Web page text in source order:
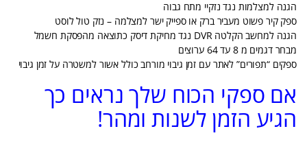
הגנה למצלמות נגד נזקיי מתח גבוה
ספק קיר פשוט מעביר ברק או ספייק ישר למצלמה – נזק טול לוסט
הגנה למחשב הקלטה DVR נגד מחיקת דיסק כתוצאה מהפסקת חשמל
מבחר דגמים מ 8 עד 64 ערוצים
ספקים “תפורים” לאתר עם זמן גיבוי מורחב כולל אשור למשטרה על זמן גיבוי
אם ספקי הכוח שלך נראים כך
הגיע הזמן לשנות ומהר!